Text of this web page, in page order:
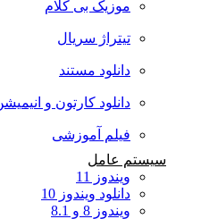
موزیک بی کلام
تیتراژ سریال
دانلود مستند
دانلود کارتون و
فیلم آموزشی
سیستم عامل
ویندوز 11
دانلود ویندوز 10
ویندوز 8 و 8.1